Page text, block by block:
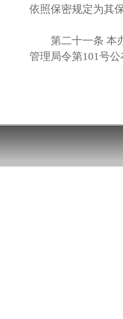
依照保密规定为其
第二十一条 本办
管理局令第101号